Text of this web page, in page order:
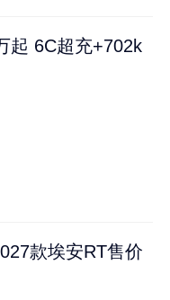
起 6C超充+702k
款埃安RT售价